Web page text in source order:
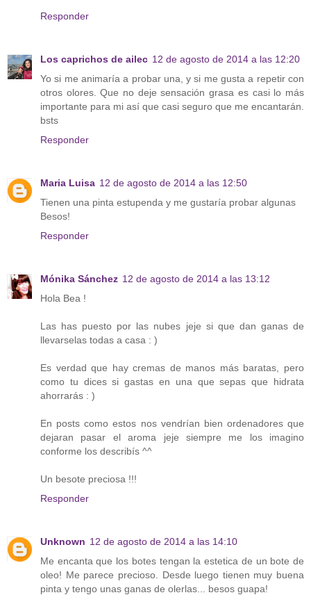
Responder
Los caprichos de ailec 12 de agosto de 2014 a las 12:20
Yo si me animaría a probar una, y si me gusta a repetir con
otros olores. Que no deje sensación grasa es casi lo más
importante para mi así que casi seguro que me encantarán.
bsts
Responder
Maria Luisa 12 de agosto de 2014 a las 12:50
Tienen una pinta estupenda y me gustaría probar algunas
Besos!
Responder
Mónika Sánchez 12 de agosto de 2014 a las 13:12
Hola Bea !
Las has puesto por las nubes jeje si que dan ganas de
llevarselas todas a casa : )
Es verdad que hay cremas de manos más baratas, pero
como tu dices si gastas en una que sepas que hidrata
ahorrarás : )
En posts como estos nos vendrían bien ordenadores que
dejaran pasar el aroma jeje siempre me los imagino
conforme los describís ^^
Un besote preciosa !!!
Responder
Unknown 12 de agosto de 2014 a las 14:10
Me encanta que los botes tengan la estetica de un bote de
oleo! Me parece precioso. Desde luego tienen muy buena
pinta y tengo unas ganas de olerlas... besos guapa!